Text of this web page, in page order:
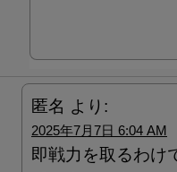
匿名 より:
2025年7月7日 6:04 AM
即戦力を取るわけ